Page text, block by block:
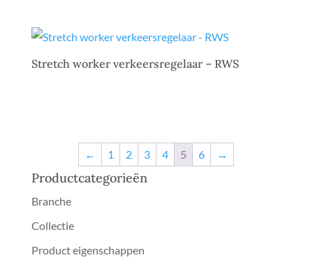
Stretch worker verkeersregelaar – RWS
← 1 2 3 4 5 6 →
Productcategorieën
Branche
Collectie
Product eigenschappen